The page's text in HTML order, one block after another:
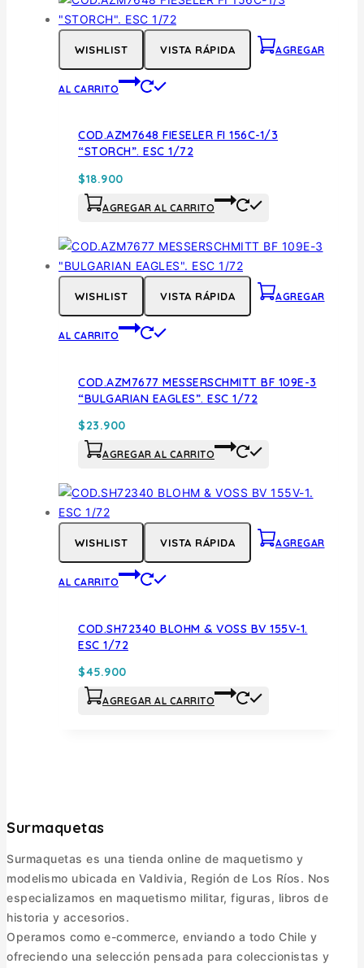
WISHLIST VISTA RÁPIDA AGREGAR
AL CARRITO
COD.AZM7648 FIESELER FI 156C-1/3
“STORCH”. ESC 1/72
$18.900
AGREGAR AL CARRITO
WISHLIST VISTA RÁPIDA AGREGAR
AL CARRITO
COD.AZM7677 MESSERSCHMITT BF 109E-3
“BULGARIAN EAGLES”. ESC 1/72
$23.900
AGREGAR AL CARRITO
WISHLIST VISTA RÁPIDA AGREGAR
AL CARRITO
COD.SH72340 BLOHM & VOSS BV 155V-1.
ESC 1/72
$45.900
AGREGAR AL CARRITO
Surmaquetas
Surmaquetas es una tienda online de maquetismo y
modelismo ubicada en Valdivia, Región de Los Ríos. Nos
especializamos en maquetismo militar, figuras, libros de
historia y accesorios.
Operamos como e-commerce, enviando a todo Chile y
ofreciendo una selección pensada para coleccionistas y